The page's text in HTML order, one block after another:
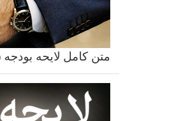
متن کامل لایحه بودجه ۱۴۰۵ کل کشور